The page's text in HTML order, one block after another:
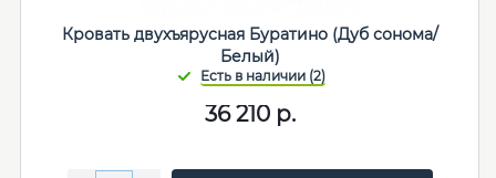
Кровать двухъярусная Буратино (Дуб сонома/
Белый)
36 210 р.